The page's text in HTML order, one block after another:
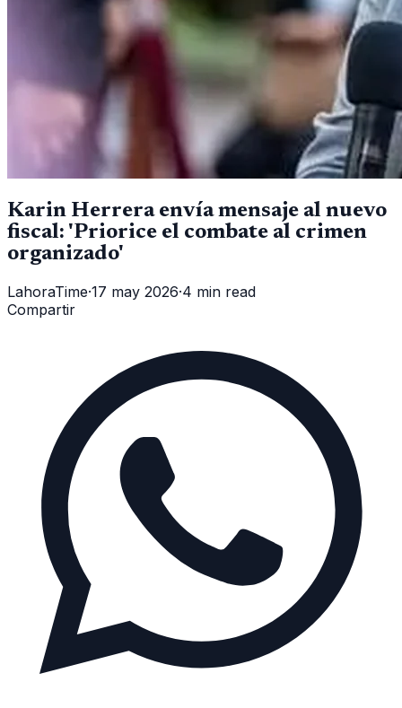
Karin Herrera envía mensaje al nuevo
fiscal: 'Priorice el combate al crimen
organizado'
LahoraTime·17 may 2026·4 min read
Compartir